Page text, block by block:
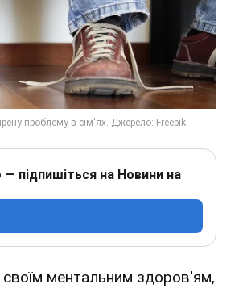
підпишіться на Новини на
ментальним здоров'ям,